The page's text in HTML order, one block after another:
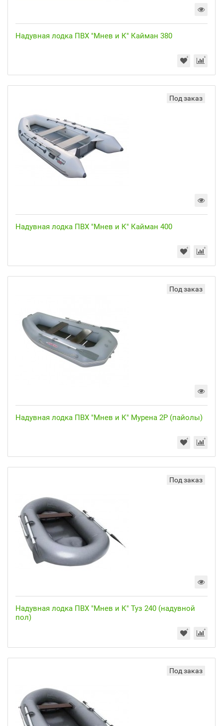
Надувная лодка ПВХ "Мнев и К" Кайман 380
Под заказ
Надувная лодка ПВХ "Мнев и К" Кайман 400
Под заказ
Надувная лодка ПВХ "Мнев и К" Мурена 2P (пайолы)
Под заказ
Надувная лодка ПВХ "Мнев и К" Туз 240 (надувной
пол)
Под заказ